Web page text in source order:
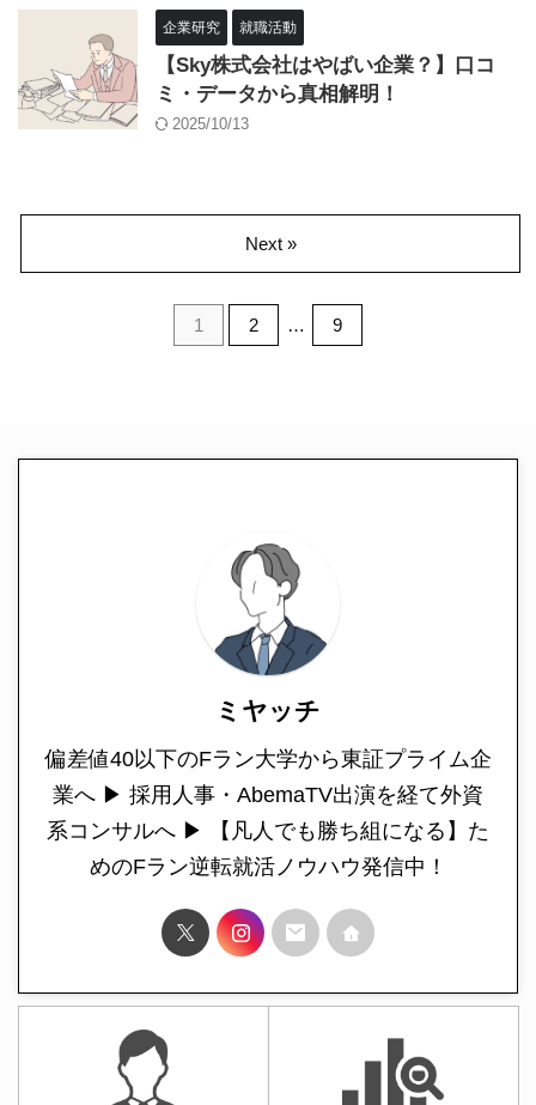
企業研究 就職活動
【Sky株式会社はやばい企業？】口コ
ミ・データから真相解明！
2025/10/13
1 2 … 9
Next »
ミヤッチ
偏差値40以下のFラン大学から東証プライム企
業へ ▶︎ 採用人事・AbemaTV出演を経て外資
系コンサルへ ▶︎ 【凡人でも勝ち組になる】た
めのFラン逆転就活ノウハウ発信中！